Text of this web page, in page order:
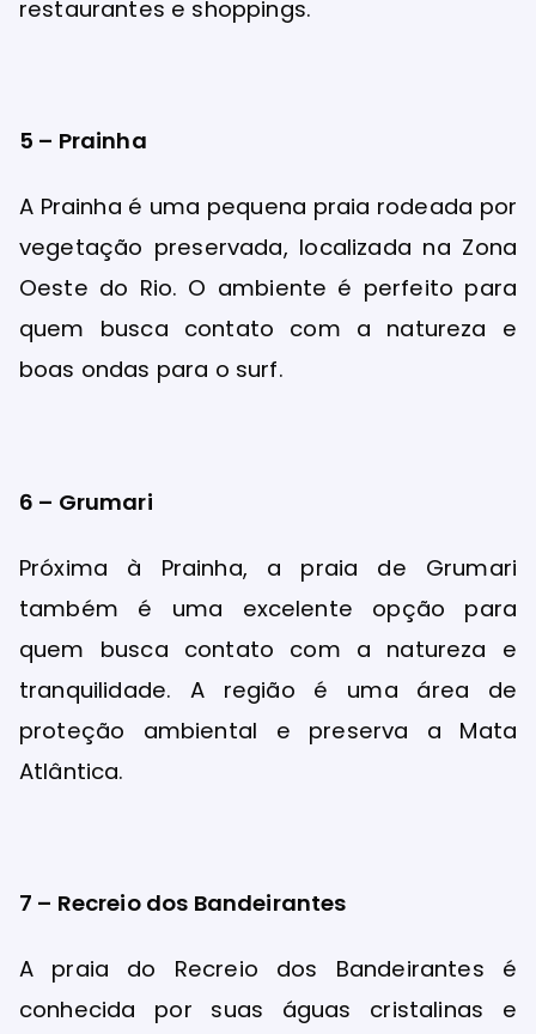
restaurantes e shoppings.
5 – Prainha
A Prainha é uma pequena praia rodeada por
vegetação preservada, localizada na Zona
Oeste do Rio. O ambiente é perfeito para
quem busca contato com a natureza e
boas ondas para o surf.
6 – Grumari
Próxima à Prainha, a praia de Grumari
também é uma excelente opção para
quem busca contato com a natureza e
tranquilidade. A região é uma área de
proteção ambiental e preserva a Mata
Atlântica.
7 – Recreio dos Bandeirantes
A praia do Recreio dos Bandeirantes é
conhecida por suas águas cristalinas e